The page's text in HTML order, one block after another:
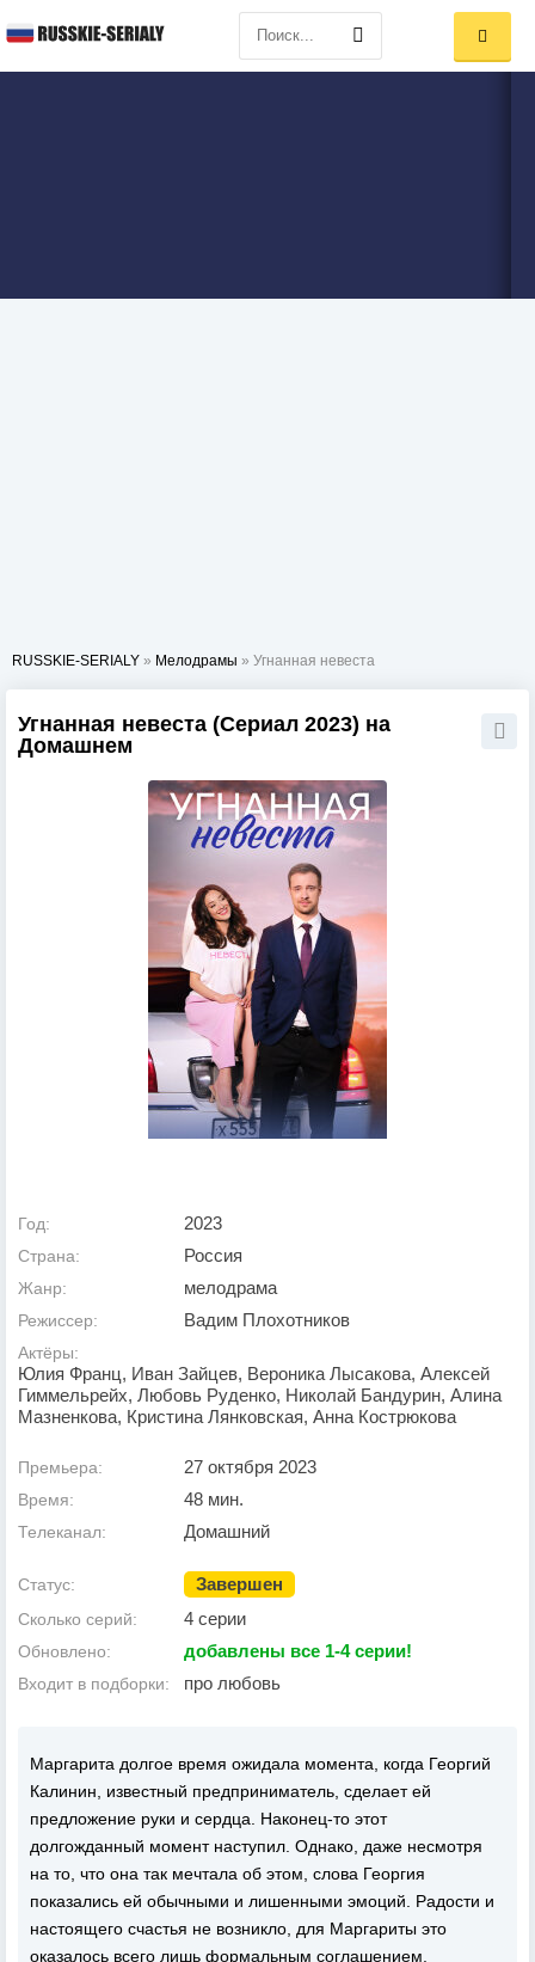
RUSSKIE-SERIALY » Мелодрамы » Угнанная невеста
Угнанная невеста (Сериал 2023) на
Домашнем
Год: 2023
Страна: Россия
Жанр: мелодрама
Режиссер: Вадим Плохотников
Актёры:
Юлия Франц, Иван Зайцев, Вероника Лысакова, Алексей
Гиммельрейх, Любовь Руденко, Николай Бандурин, Алина
Мазненкова, Кристина Лянковская, Анна Кострюкова
Премьера: 27 октября 2023
Время: 48 мин.
Телеканал: Домашний
Статус: Завершен
Сколько серий: 4 серии
Обновлено: добавлены все 1-4 серии!
Входит в подборки: про любовь
Маргарита долгое время ожидала момента, когда Георгий
Калинин, известный предприниматель, сделает ей
предложение руки и сердца. Наконец-то этот
долгожданный момент наступил. Однако, даже несмотря
на то, что она так мечтала об этом, слова Георгия
показались ей обычными и лишенными эмоций. Радости и
настоящего счастья не возникло, для Маргариты это
оказалось всего лишь формальным соглашением.